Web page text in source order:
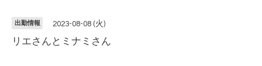
出勤情報 2023-08-08 (火)
リエさんとミナミさん